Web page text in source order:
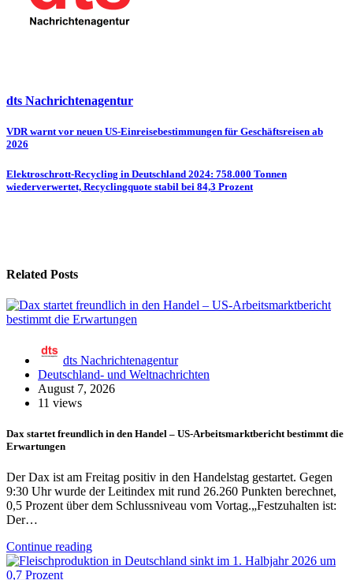
dts Nachrichtenagentur
Beitragsnavigation
VDR warnt vor neuen US-Einreisebestimmungen für Geschäftsreisen ab
2026
Elektroschrott-Recycling in Deutschland 2024: 758.000 Tonnen
wiederverwertet, Recyclingquote stabil bei 84,3 Prozent
Related Posts
dts Nachrichtenagentur
Deutschland- und Weltnachrichten
August 7, 2026
11 views
Dax startet freundlich in den Handel – US-Arbeitsmarktbericht bestimmt die
Erwartungen
Der Dax ist am Freitag positiv in den Handelstag gestartet. Gegen
9:30 Uhr wurde der Leitindex mit rund 26.260 Punkten berechnet,
0,5 Prozent über dem Schlussniveau vom Vortag.„Festzuhalten ist:
Der…
Continue reading